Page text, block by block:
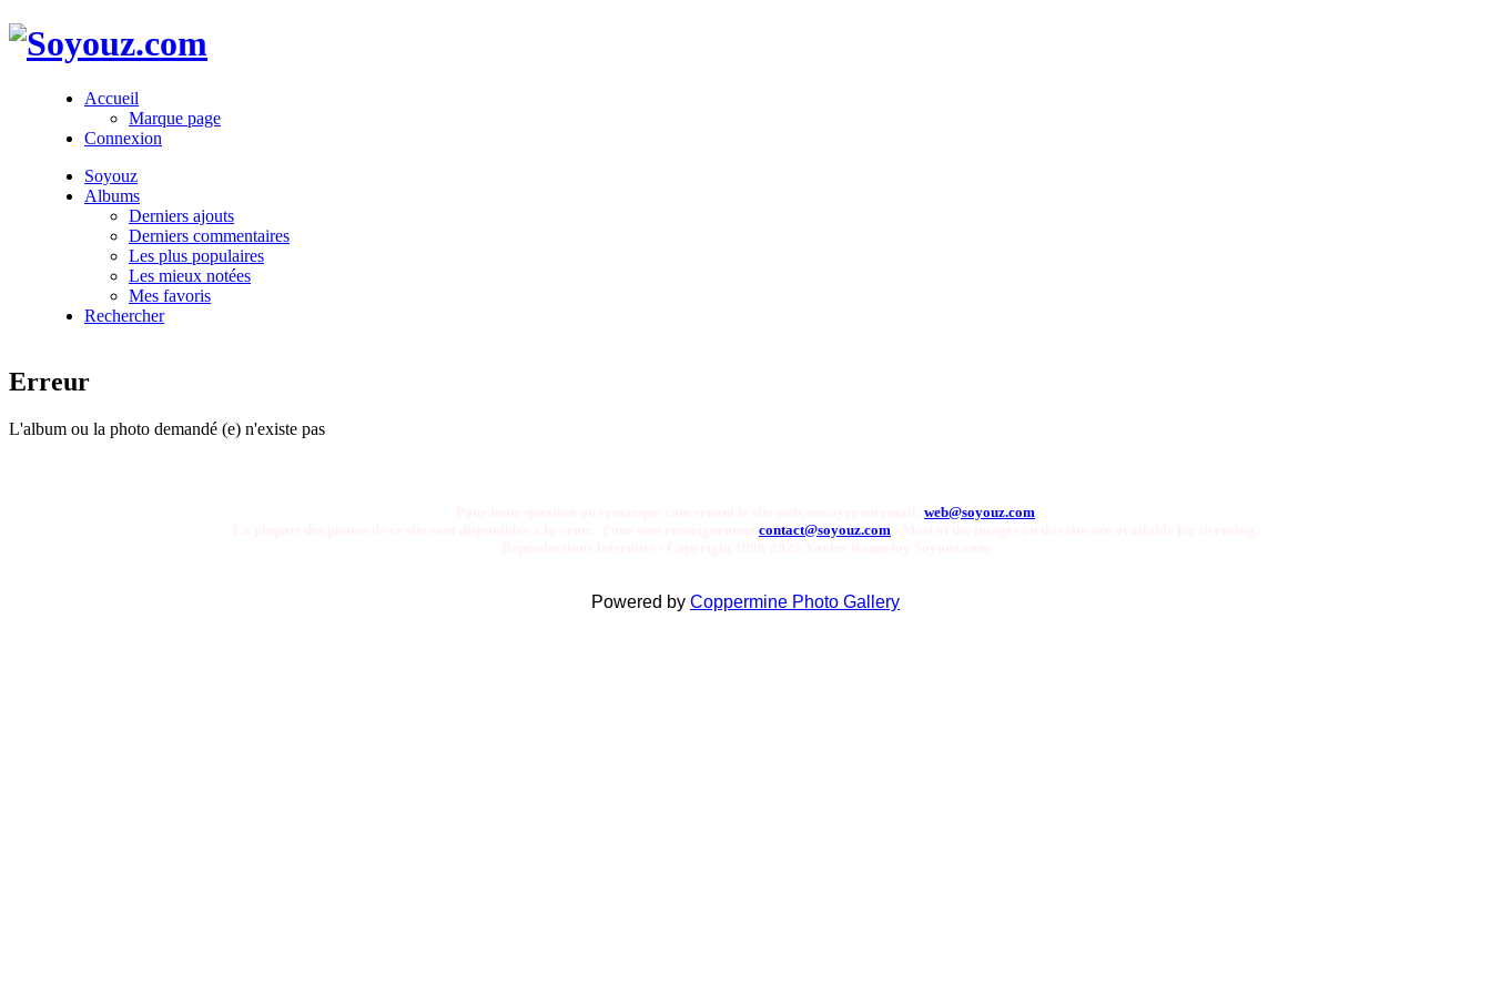
Accueil
Marque page
Connexion
Soyouz
Albums
Derniers ajouts
Derniers commentaires
Les plus populaires
Les mieux notées
Mes favoris
Rechercher
Erreur
L'album ou la photo demandé (e) n'existe pas
web@soyouz.com
contact@soyouz.com
Powered by Coppermine Photo Gallery